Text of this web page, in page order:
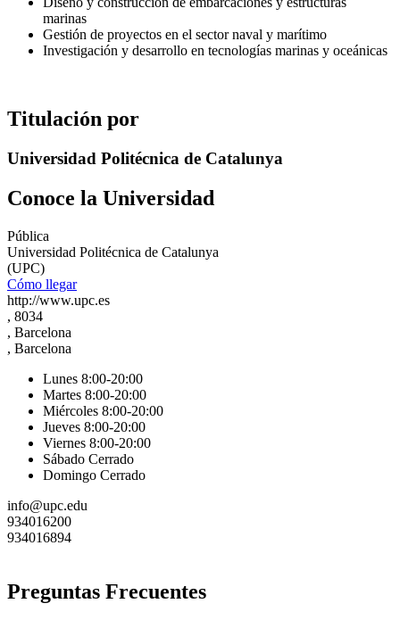
marinas
Gestión de proyectos en el sector naval y marítimo
Investigación y desarrollo en tecnologías marinas y oceánicas
Titulación por
Universidad Politécnica de Catalunya
Conoce la Universidad
Pública
Universidad Politécnica de Catalunya
(UPC)
Cómo llegar
http://www.upc.es
, 8034
, Barcelona
, Barcelona
Lunes 8:00-20:00
Martes 8:00-20:00
Miércoles 8:00-20:00
Jueves 8:00-20:00
Viernes 8:00-20:00
Sábado Cerrado
Domingo Cerrado
info@upc.edu
934016200
934016894
Preguntas Frecuentes